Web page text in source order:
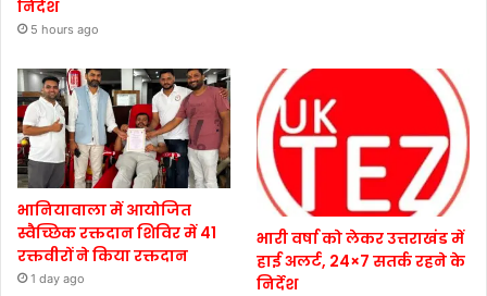
निर्देश
5 hours ago
भानियावाला में आयोजित
स्वैच्छिक रक्तदान शिविर में 41
रक्तवीरों ने किया रक्तदान
1 day ago
भारी वर्षा को लेकर उत्तराखंड में
हाई अलर्ट, 24×7 सतर्क रहने के
निर्देश